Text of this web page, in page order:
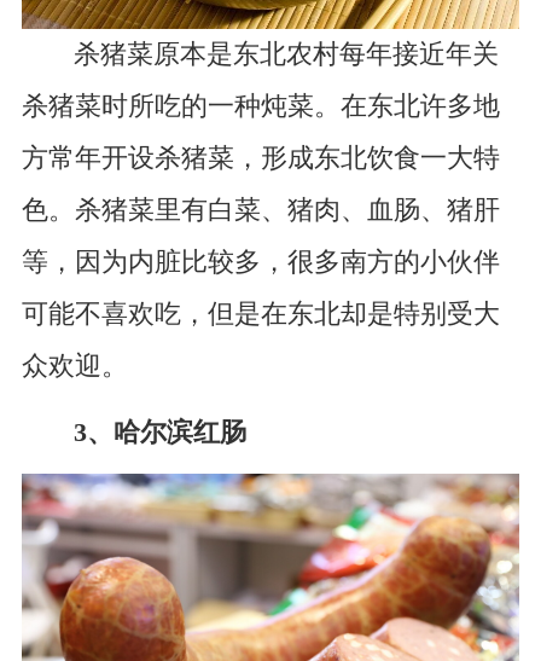
杀猪菜原本是东北农村每年接近年关
杀猪菜时所吃的一种炖菜。在东北许多地
方常年开设杀猪菜，形成东北饮食一大特
色。杀猪菜里有白菜、猪肉、血肠、猪肝
等，因为内脏比较多，很多南方的小伙伴
可能不喜欢吃，但是在东北却是特别受大
众欢迎。
3、哈尔滨红肠